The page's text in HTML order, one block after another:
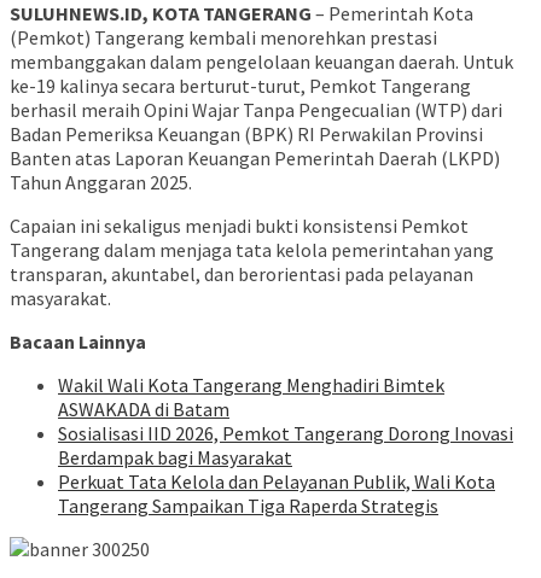
SULUHNEWS.ID, KOTA TANGERANG – Pemerintah Kota
(Pemkot) Tangerang kembali menorehkan prestasi
membanggakan dalam pengelolaan keuangan daerah. Untuk
ke-19 kalinya secara berturut-turut, Pemkot Tangerang
berhasil meraih Opini Wajar Tanpa Pengecualian (WTP) dari
Badan Pemeriksa Keuangan (BPK) RI Perwakilan Provinsi
Banten atas Laporan Keuangan Pemerintah Daerah (LKPD)
Tahun Anggaran 2025.
Capaian ini sekaligus menjadi bukti konsistensi Pemkot
Tangerang dalam menjaga tata kelola pemerintahan yang
transparan, akuntabel, dan berorientasi pada pelayanan
masyarakat.
Bacaan Lainnya
Wakil Wali Kota Tangerang Menghadiri Bimtek
ASWAKADA di Batam
Sosialisasi IID 2026, Pemkot Tangerang Dorong Inovasi
Berdampak bagi Masyarakat
Perkuat Tata Kelola dan Pelayanan Publik, Wali Kota
Tangerang Sampaikan Tiga Raperda Strategis